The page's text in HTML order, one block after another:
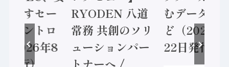
かすセー
コントロ
2026年8
発行）
RYODEN 八道
常務 共創のソリ
ューションパー
トナーへ /
むデータ活
ど（2026年
22日発行）